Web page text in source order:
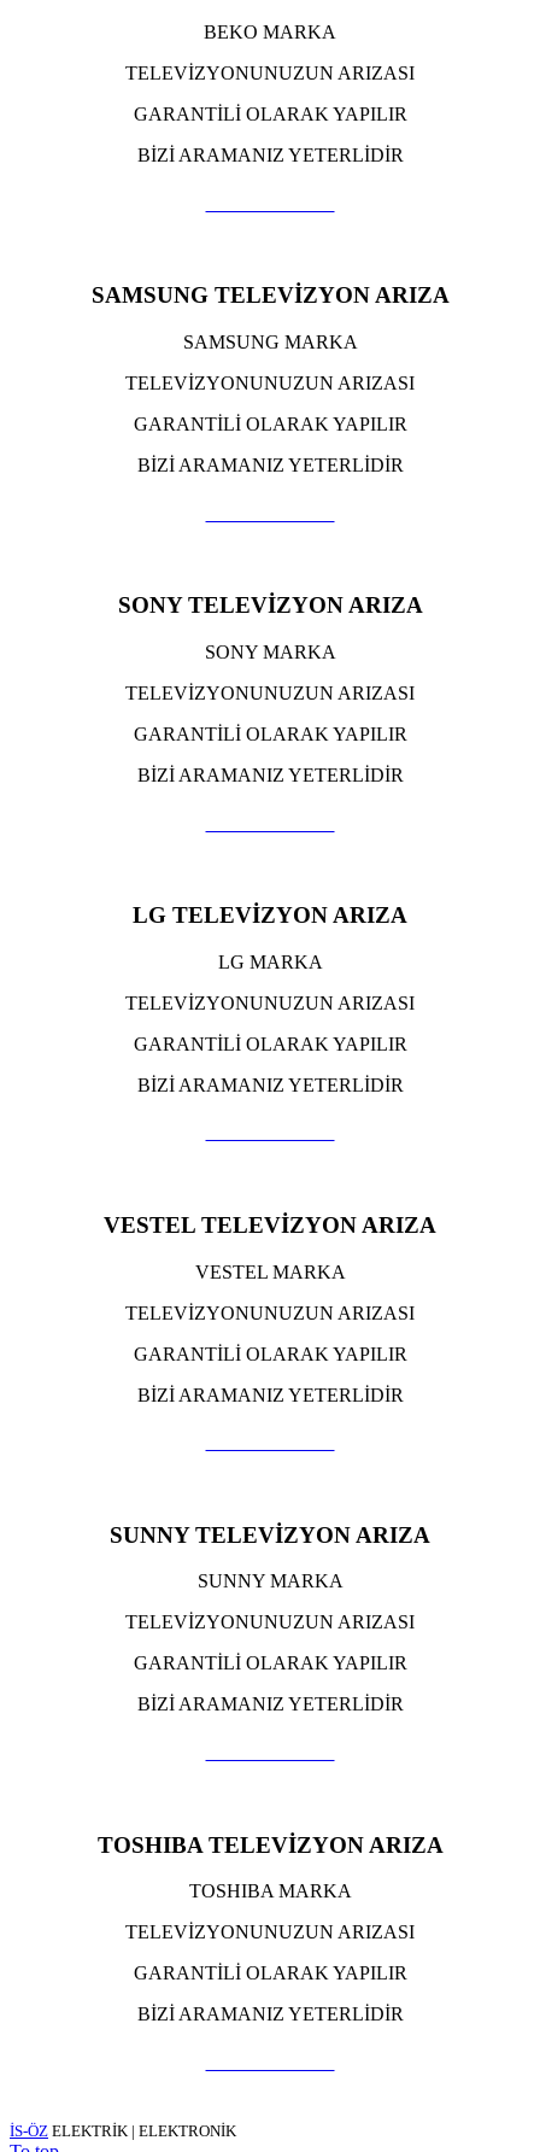
BEKO MARKA
TELEVİZYONUNUZUN ARIZASI
GARANTİLİ OLARAK YAPILIR
BİZİ ARAMANIZ YETERLİDİR
SAMSUNG TELEVİZYON ARIZA
SAMSUNG MARKA
TELEVİZYONUNUZUN ARIZASI
GARANTİLİ OLARAK YAPILIR
BİZİ ARAMANIZ YETERLİDİR
SONY TELEVİZYON ARIZA
SONY MARKA
TELEVİZYONUNUZUN ARIZASI
GARANTİLİ OLARAK YAPILIR
BİZİ ARAMANIZ YETERLİDİR
LG TELEVİZYON ARIZA
LG MARKA
TELEVİZYONUNUZUN ARIZASI
GARANTİLİ OLARAK YAPILIR
BİZİ ARAMANIZ YETERLİDİR
VESTEL TELEVİZYON ARIZA
VESTEL MARKA
TELEVİZYONUNUZUN ARIZASI
GARANTİLİ OLARAK YAPILIR
BİZİ ARAMANIZ YETERLİDİR
SUNNY TELEVİZYON ARIZA
SUNNY MARKA
TELEVİZYONUNUZUN ARIZASI
GARANTİLİ OLARAK YAPILIR
BİZİ ARAMANIZ YETERLİDİR
TOSHIBA TELEVİZYON ARIZA
TOSHIBA MARKA
TELEVİZYONUNUZUN ARIZASI
GARANTİLİ OLARAK YAPILIR
BİZİ ARAMANIZ YETERLİDİR
İS-ÖZ ELEKTRİK | ELEKTRONİK